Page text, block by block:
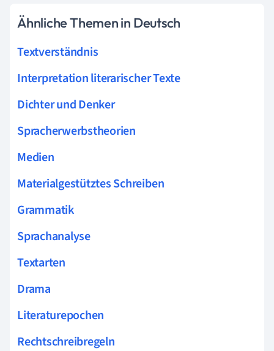
Ähnliche Themen in Deutsch
Textverständnis
Interpretation literarischer Texte
Dichter und Denker
Spracherwerbstheorien
Medien
Materialgestütztes Schreiben
Grammatik
Sprachanalyse
Textarten
Drama
Literaturepochen
Rechtschreibregeln